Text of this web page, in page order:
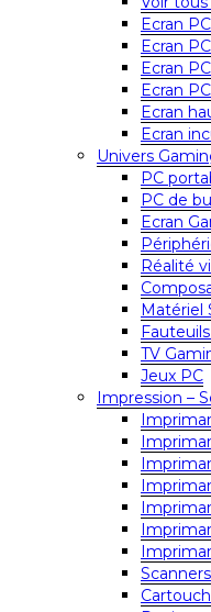
Ecran
Ecran
Ecran
Ecran
Ecran
Ecran
Univers
PC
PC de
Ecran
Réalité
Matériel
TV
Jeux PC
Impression –
Scanners